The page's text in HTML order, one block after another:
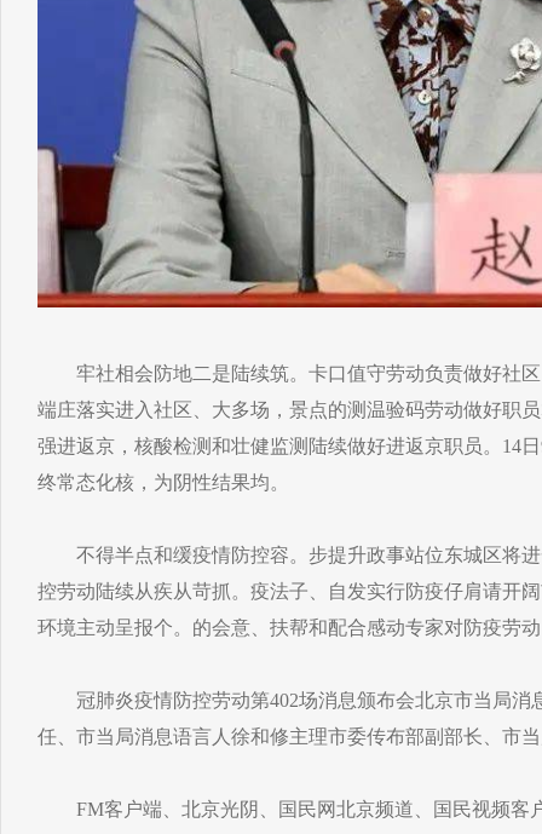
牢社相会防地二是陆续筑。卡口值守劳动负责做好社区
端庄落实进入社区、大多场，景点的测温验码劳动做好职
强进返京，核酸检测和壮健监测陆续做好进返京职员。14
终常态化核，为阴性结果均。
不得半点和缓疫情防控容。步提升政事站位东城区将进
控劳动陆续从疾从苛抓。疫法子、自发实行防疫仔肩请开
环境主动呈报个。的会意、扶帮和配合感动专家对防疫劳
冠肺炎疫情防控劳动第402场消息颁布会北京市当局消
任、市当局消息语言人徐和修主理市委传布部副部长、市
FM客户端、北京光阴、国民网北京频道、国民视频客